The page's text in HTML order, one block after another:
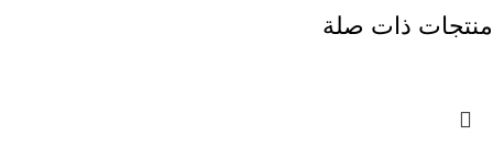
منتجات ذات صلة